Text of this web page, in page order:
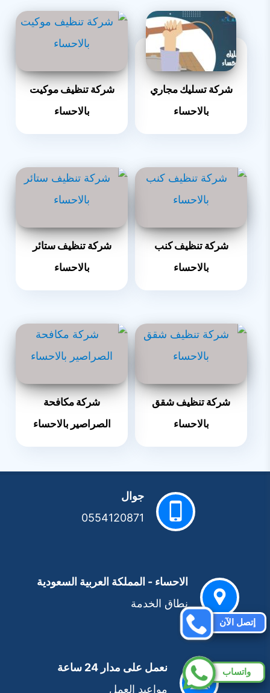
شركة تسليك مجاري
بالاحساء
شركة تنظيف موكيت
بالاحساء
شركة تنظيف كنب
بالاحساء
شركة تنظيف ستائر
بالاحساء
شركة تنظيف شقق
بالاحساء
شركة مكافحة
الصراصير بالاحساء
جوال
0554120871
الاحساء - المملكة العربية السعودية
نطاق الخدمة
نعمل على مدار 24 ساعة
مواعيد العمل
إتصل الآن
واتساب